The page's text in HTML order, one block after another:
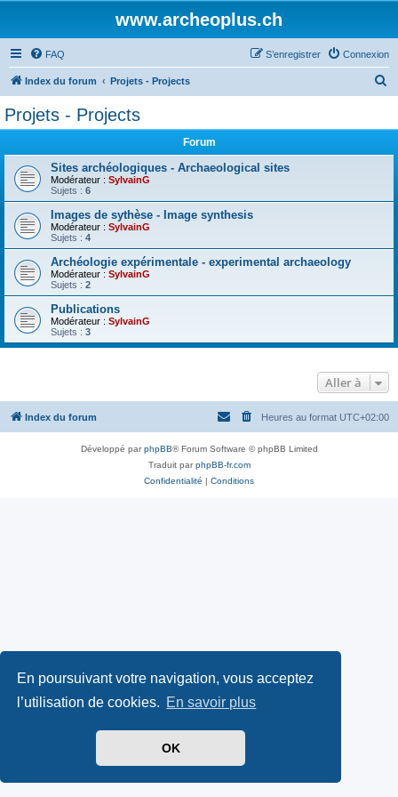
En poursuivant votre navigation, vous acceptez
l’utilisation de cookies. En savoir plus
OK
www.archeoplus.ch
FAQ Connexion
S’enregistrer
Index du forum Projets - Projects
e
Projets - Projects
Forum
Sites archéologiques - Archaeological sites
Modérateur : SylvainG
Sujets : 6
Images de sythèse - Image synthesis
Modérateur : SylvainG
Sujets : 4
Archéologie expérimentale - experimental archaeology
Modérateur : SylvainG
Sujets : 2
Publications
Modérateur : SylvainG
Sujets : 3
Aller à
Index du forum Heures au format UTC+02:00
Développé parphpBB® Forum Software © phpBB Limited
Traduit parphpBB-fr.com
Confidentialité | Conditions